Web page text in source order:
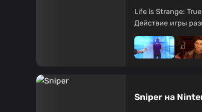
Life is Strange:
Действие игры
Sniper на